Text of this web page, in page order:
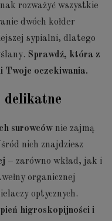
rozważyć wszystkie
dwóch kołder
sypialni, dlatego
Sprawdź, która z
Twoje oczekiwania.
delikatne
surowców nie zajmą
nich znajdziesz
– zarówno wkład, jak i
organicznej
optycznych.
higroskopijności i